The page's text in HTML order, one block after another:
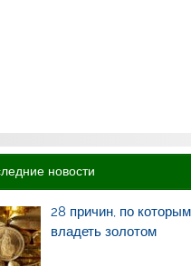
новости
28 причин, по
владеть золотом